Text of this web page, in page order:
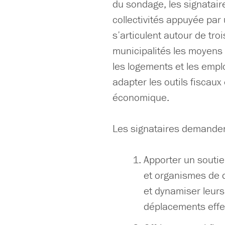
du sondage, les
collectivités appuyée
s’articulent autour de
municipalités les
les logements et les
adapter les outils
économique.
Les signataires
Apporter un
et organismes de
et dynamiser
déplacements